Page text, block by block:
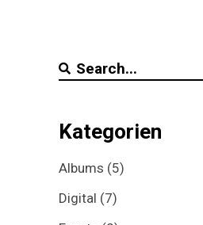
Search
for:
Kategorien
Albums (5)
Digital (7)